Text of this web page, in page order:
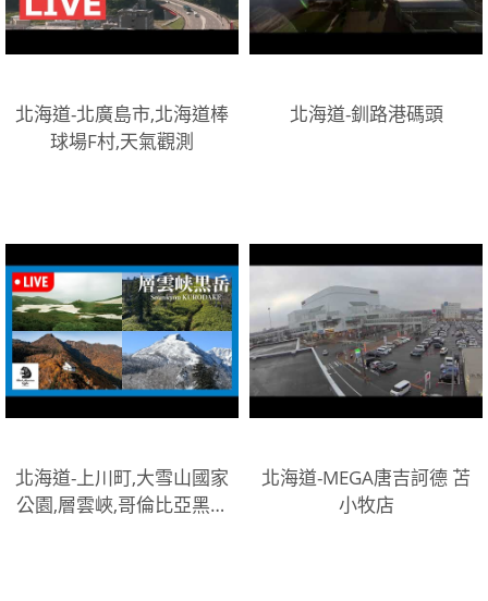
北海道-北廣島市,北海道棒
球場F村,天氣觀測
北海道-釧路港碼頭
北海道-上川町,大雪山國家
公園,層雲峽,哥倫比亞黑山
北海道-MEGA唐吉訶德 苫
小牧店